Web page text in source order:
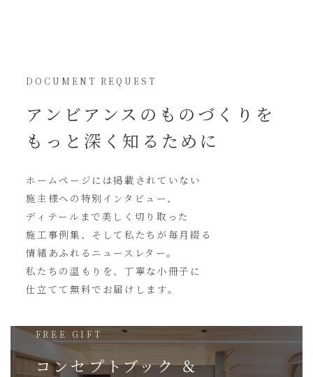
DOCUMENT REQUEST
アンビアンスの ものづくりを
もっと深く知るために
ホームページには掲載されていない
施主様への特別インタビュー、
ディテールまで美しく切り取った
施工事例集、そして私たちが毎月綴る
情緒あふれるニュースレター。
私たちの温もりを、丁寧な小冊子に
仕立てて無料でお届けします。
FREE GIFT
コンセプトブック ＆